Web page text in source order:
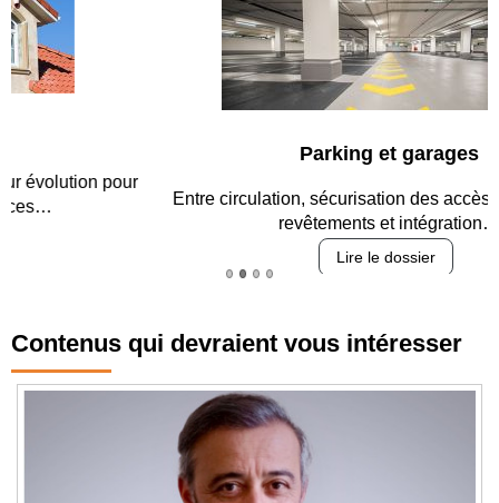
Parking et garages
Entre circulation, sécurisation des accès, durabilité des
revêtements et intégration…
Contenus qui devraient vous intéresser